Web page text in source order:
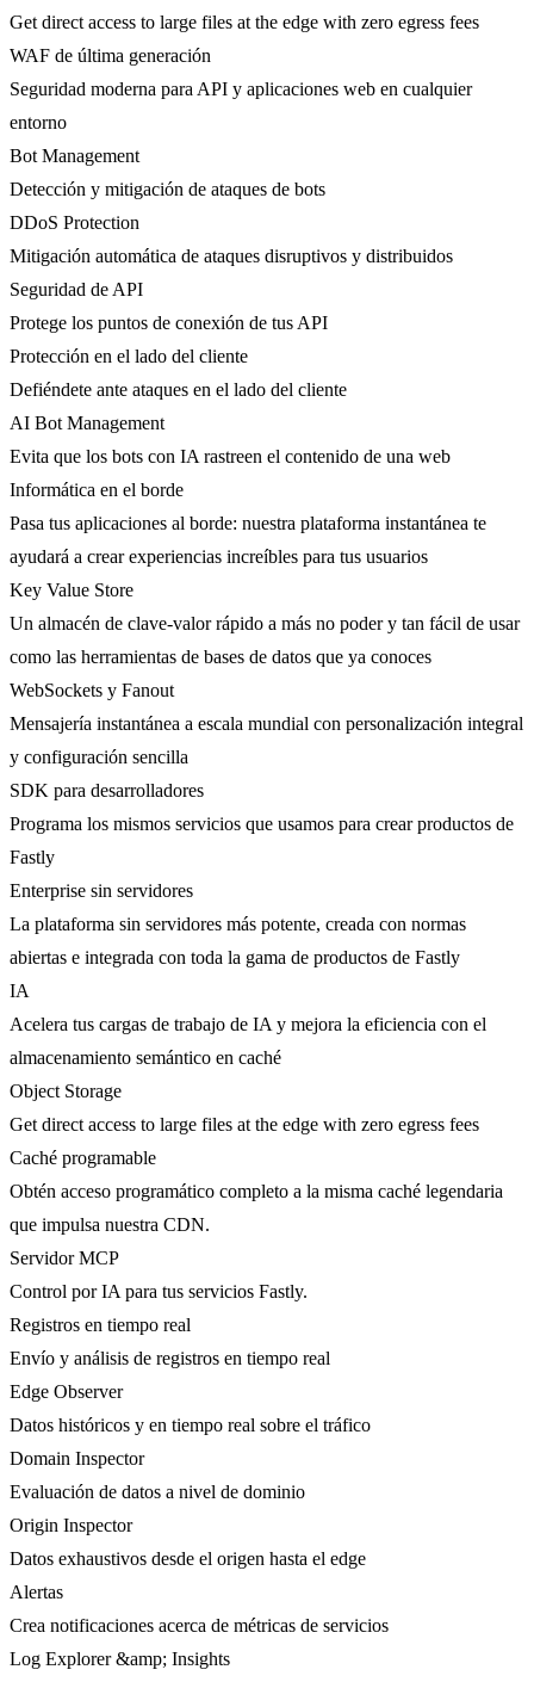
Get direct access to large files at the edge with zero egress fees
WAF de última generación
Seguridad moderna para API y aplicaciones web en cualquier
entorno
Bot Management
Detección y mitigación de ataques de bots
DDoS Protection
Mitigación automática de ataques disruptivos y distribuidos
Seguridad de API
Protege los puntos de conexión de tus API
Protección en el lado del cliente
Defiéndete ante ataques en el lado del cliente
AI Bot Management
Evita que los bots con IA rastreen el contenido de una web
Informática en el borde
Pasa tus aplicaciones al borde: nuestra plataforma instantánea te
ayudará a crear experiencias increíbles para tus usuarios
Key Value Store
Un almacén de clave-valor rápido a más no poder y tan fácil de usar
como las herramientas de bases de datos que ya conoces
WebSockets y Fanout
Mensajería instantánea a escala mundial con personalización integral
y configuración sencilla
SDK para desarrolladores
Programa los mismos servicios que usamos para crear productos de
Fastly
Enterprise sin servidores
La plataforma sin servidores más potente, creada con normas
abiertas e integrada con toda la gama de productos de Fastly
IA
Acelera tus cargas de trabajo de IA y mejora la eficiencia con el
almacenamiento semántico en caché
Object Storage
Get direct access to large files at the edge with zero egress fees
Caché programable
Obtén acceso programático completo a la misma caché legendaria
que impulsa nuestra CDN.
Servidor MCP
Control por IA para tus servicios Fastly.
Registros en tiempo real
Envío y análisis de registros en tiempo real
Edge Observer
Datos históricos y en tiempo real sobre el tráfico
Domain Inspector
Evaluación de datos a nivel de dominio
Origin Inspector
Datos exhaustivos desde el origen hasta el edge
Alertas
Crea notificaciones acerca de métricas de servicios
Log Explorer &amp; Insights